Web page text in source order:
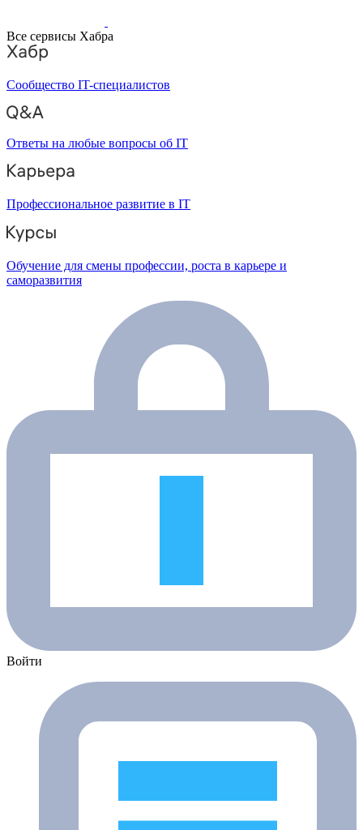
Все сервисы Хабра
Сообщество IT-специалистов
Ответы на любые вопросы об IT
Профессиональное развитие в IT
Обучение для смены профессии, роста в карьере и
саморазвития
Войти